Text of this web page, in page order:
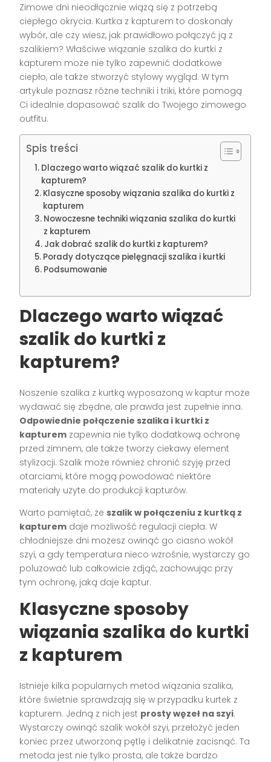
Zimowe dni nieodłącznie wiążą się z potrzebą
ciepłego okrycia. Kurtka z kapturem to doskonały
wybór, ale czy wiesz, jak prawidłowo połączyć ją z
szalikiem? Właściwe wiązanie szalika do kurtki z
kapturem może nie tylko zapewnić dodatkowe
ciepło, ale także stworzyć stylowy wygląd. W tym
artykule poznasz różne techniki i triki, które pomogą
Ci idealnie dopasować szalik do Twojego zimowego
outfitu.
Spis treści
Dlaczego warto wiązać szalik do kurtki z
kapturem?
Klasyczne sposoby wiązania szalika do kurtki z
kapturem
Nowoczesne techniki wiązania szalika do kurtki
z kapturem
Jak dobrać szalik do kurtki z kapturem?
Porady dotyczące pielęgnacji szalika i kurtki
Podsumowanie
Dlaczego warto wiązać
szalik do kurtki z
kapturem?
Noszenie szalika z kurtką wyposażoną w kaptur może
wydawać się zbędne, ale prawda jest zupełnie inna.
Odpowiednie połączenie szalika i kurtki z
kapturem zapewnia nie tylko dodatkową ochronę
przed zimnem, ale także tworzy ciekawy element
stylizacji. Szalik może również chronić szyję przed
otarciami, które mogą powodować niektóre
materiały użyte do produkcji kapturów.
Warto pamiętać, że szalik w połączeniu z kurtką z
kapturem daje możliwość regulacji ciepła. W
chłodniejsze dni możesz owinąć go ciasno wokół
szyi, a gdy temperatura nieco wzrośnie, wystarczy go
poluzować lub całkowicie zdjąć, zachowując przy
tym ochronę, jaką daje kaptur.
Klasyczne sposoby
wiązania szalika do kurtki
z kapturem
Istnieje kilka popularnych metod wiązania szalika,
które świetnie sprawdzają się w przypadku kurtek z
kapturem. Jedną z nich jest prosty węzeł na szyi.
Wystarczy owinąć szalik wokół szyi, przełożyć jeden
koniec przez utworzoną pętlę i delikatnie zacisnąć. Ta
metoda jest nie tylko prosta, ale także bardzo